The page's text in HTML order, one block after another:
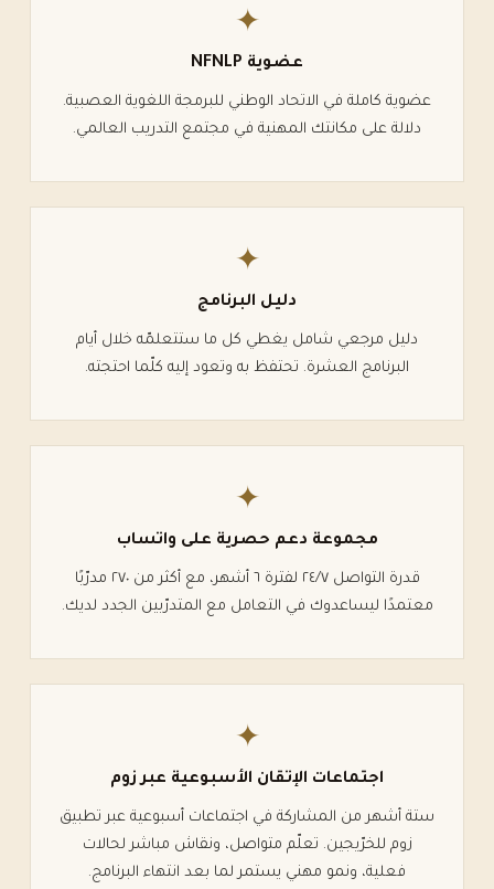
✦
عضوية NFNLP
عضوية كاملة في الاتحاد الوطني للبرمجة اللغوية العصبية.
دلالة على مكانتك المهنية في مجتمع التدريب العالمي.
✦
دليل البرنامج
دليل مرجعي شامل يغطي كل ما ستتعلمّه خلال أيام
البرنامج العشرة. تحتفظ به وتعود إليه كلّما احتجته.
✦
مجموعة دعم حصرية على واتساب
قدرة التواصل ٢٤/٧ لفترة ٦ أشهر، مع أكثر من ٢٧٠ مدرّبًا
معتمدًا ليساعدوك في التعامل مع المتدرّبين الجدد لديك.
✦
اجتماعات الإتقان الأسبوعية عبر زوم
ستة أشهر من المشاركة في اجتماعات أسبوعية عبر تطبيق
زوم للخرّيجين. تعلّم متواصل، ونقاش مباشر لحالات
فعلية، ونمو مهني يستمر لما بعد انتهاء البرنامج.